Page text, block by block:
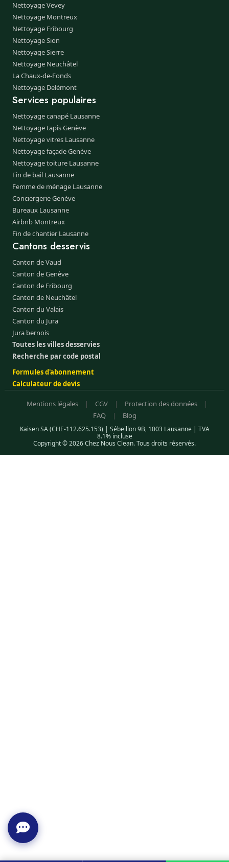
Nettoyage Vevey
Nettoyage Montreux
Nettoyage Fribourg
Nettoyage Sion
Nettoyage Sierre
Nettoyage Neuchâtel
La Chaux-de-Fonds
Nettoyage Delémont
Services populaires
Nettoyage canapé Lausanne
Nettoyage tapis Genève
Nettoyage vitres Lausanne
Nettoyage façade Genève
Nettoyage toiture Lausanne
Fin de bail Lausanne
Femme de ménage Lausanne
Conciergerie Genève
Bureaux Lausanne
Airbnb Montreux
Fin de chantier Lausanne
Cantons desservis
Canton de Vaud
Canton de Genève
Canton de Fribourg
Canton de Neuchâtel
Canton du Valais
Canton du Jura
Jura bernois
Toutes les villes desservies
Recherche par code postal
Formules d'abonnement
Calculateur de devis
Mentions légales | CGV | Protection des données
|
FAQ
| Blog
Kaisen SA (CHE-112.625.153) | Sébeillon 9B, 1003 Lausanne | TVA
8.1% incluse
Copyright © 2026 Chez Nous Clean. Tous droits réservés.